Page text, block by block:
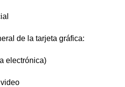
de la tarjeta gráfica:
electrónica)